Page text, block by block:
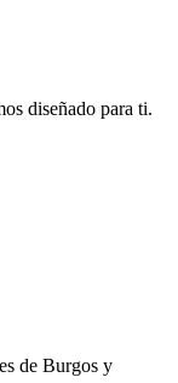
diseñado para ti.
de Burgos y